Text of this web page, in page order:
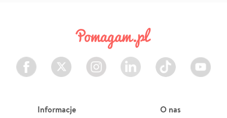
Facebook Twitter Instagram LinkedIn TikTok Youtube
Informacje O nas